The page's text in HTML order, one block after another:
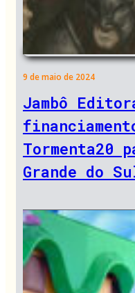
9 de maio de 2024
Jambô
Tormenta20
Grande do